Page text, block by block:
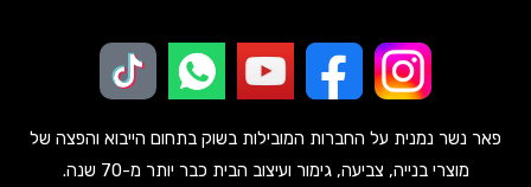
פאר נשר נמנית על החברות המובילות בשוק בתחום הייבוא והפצה של
מוצרי בנייה, צביעה, גימור ועיצוב הבית כבר יותר מ-70 שנה.